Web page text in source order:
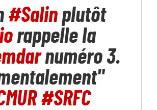
#Salinplutôt
rappelle la
numéro 3.
#SRFC